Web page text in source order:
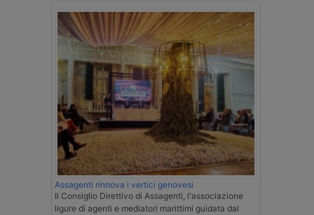
Assagenti rinnova i vertici genovesi
Il Consiglio Direttivo di Assagenti, l'associazione
ligure di agenti e mediatori marittimi guidata dal